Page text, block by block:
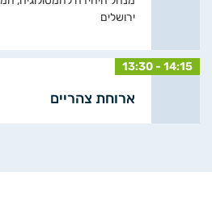
ירושלים
13:30 - 14:15
ארוחת צהריים